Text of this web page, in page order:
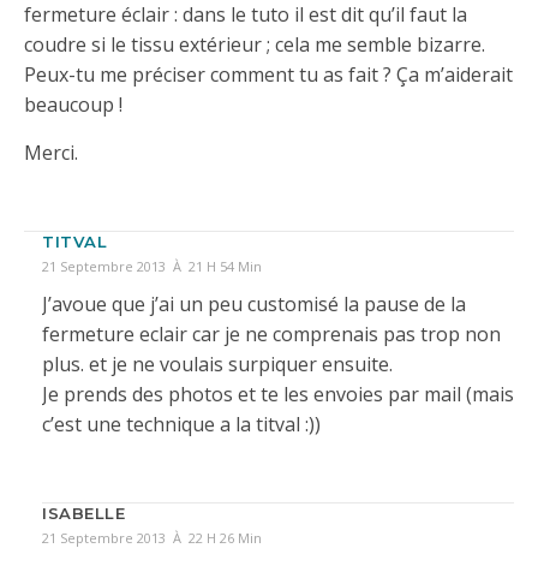
fermeture éclair : dans le tuto il est dit qu’il faut la
coudre si le tissu extérieur ; cela me semble bizarre.
Peux-tu me préciser comment tu as fait ? Ça m’aiderait
beaucoup !
Merci.
TITVAL
21 Septembre 2013 À 21 H 54 Min
J’avoue que j’ai un peu customisé la pause de la
fermeture eclair car je ne comprenais pas trop non
plus. et je ne voulais surpiquer ensuite.
Je prends des photos et te les envoies par mail (mais
c’est une technique a la titval :))
ISABELLE
21 Septembre 2013 À 22 H 26 Min